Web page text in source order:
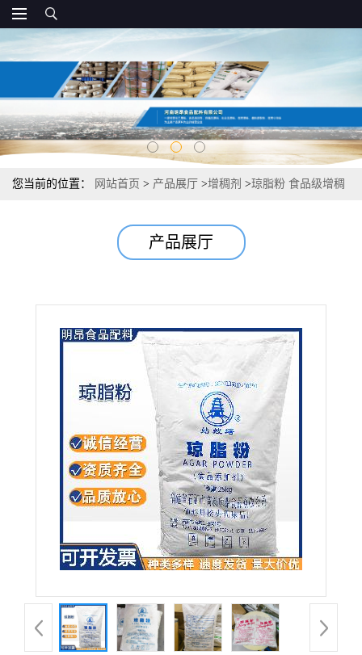
您当前的位置： 网站首页 > 产品展厅 >增稠剂 >琼脂粉 食品级增稠
产品展厅